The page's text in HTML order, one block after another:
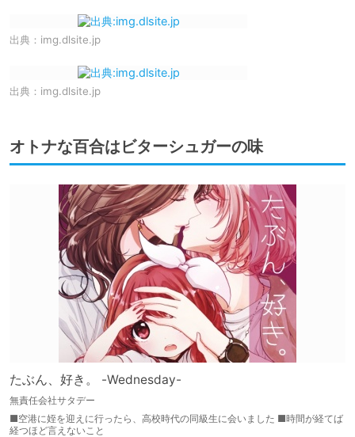
出典： img.dlsite.jp
出典： img.dlsite.jp
オトナな百合はビターシュガーの味
たぶん、好き。 -Wednesday-
無責任会社サタデー
■空港に姪を迎えに行ったら、高校時代の同級生に会いました ■時間が経てば
経つほど言えないこと